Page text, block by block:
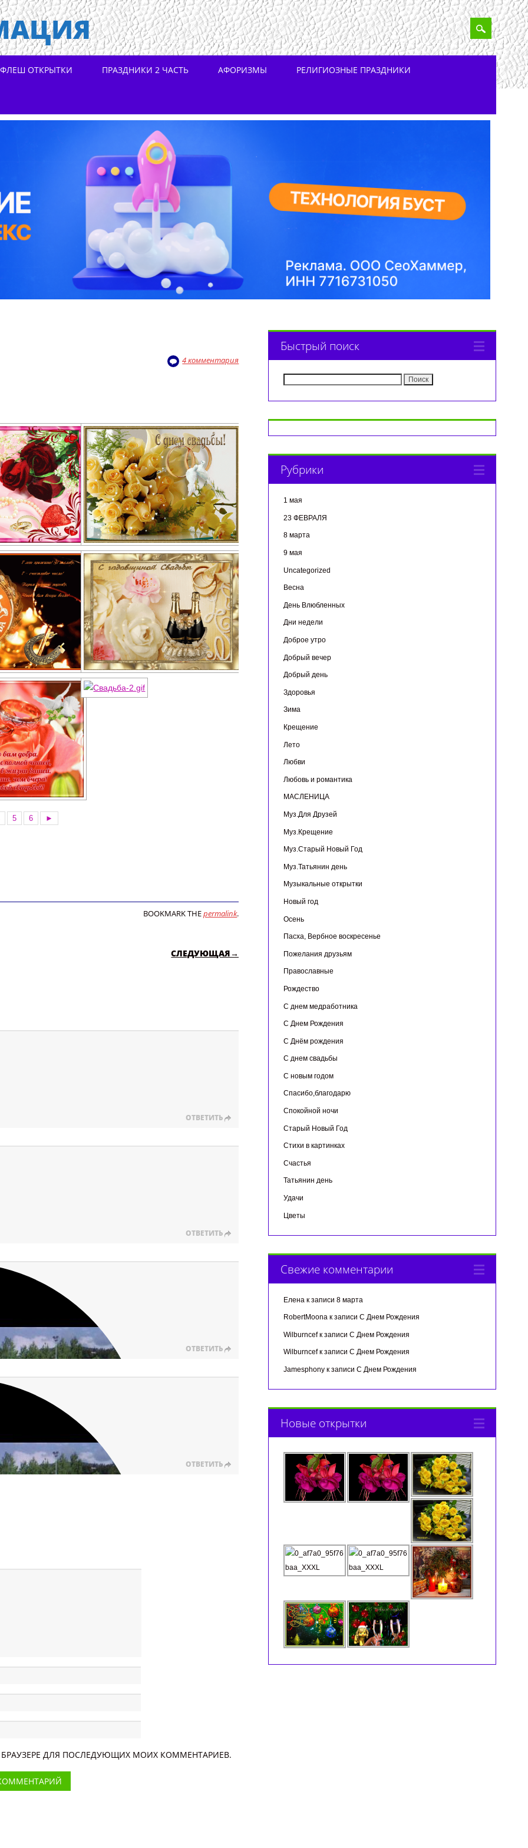
ФЛЕШ ОТКРЫТКИ ПРАЗДНИКИ 2 ЧАСТЬ АФОРИЗМЫ РЕЛИГИОЗНЫЕ ПРАЗДНИКИ
4 комментария
5 6 ►
BOOKMARK THEpermalink.
СЛЕДУЮЩАЯ→
ОТВЕТИТЬ
ОТВЕТИТЬ
ОТВЕТИТЬ
ОТВЕТИТЬ
ДЛЯ ПОСЛЕДУЮЩИХ МОИХ КОММЕНТАРИЕВ.
Быстрый поиск
Рубрики
1 мая
23 ФЕВРАЛЯ
8 марта
9 мая
Uncategorized
Весна
День Влюбленных
Дни недели
Доброе утро
Добрый вечер
Добрый день
Здоровья
Зима
Крещение
Лето
Любви
Любовь и романтика
МАСЛЕНИЦА
Муз.Для Друзей
Муз.Крещение
Муз.Старый Новый Год
Муз.Татьянин день
Музыкальные открытки
Новый год
Осень
Пасха, Вербное воскресенье
Пожелания друзьям
Православные
Рождество
С днем медработника
С Днем Рождения
С Днём рождения
С днем свадьбы
С новым годом
Спасибо,благодарю
Спокойной ночи
Старый Новый Год
Стихи в картинках
Счастья
Татьянин день
Удачи
Цветы
Свежие комментарии
Елена к записи 8 марта
RobertMoonaк записи С Днем Рождения
Wilburncefк записи С Днем Рождения
Wilburncefк записи С Днем Рождения
Jamesphonyк записи С Днем Рождения
Новые открытки